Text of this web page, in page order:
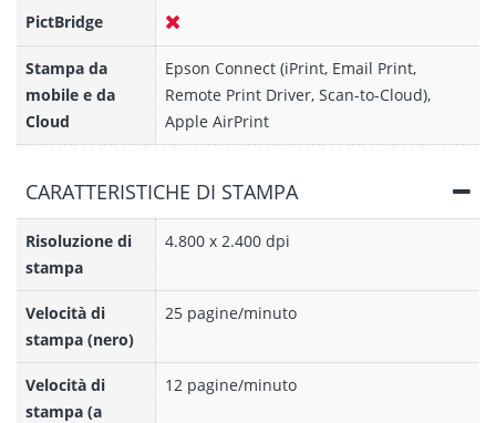
PictBridge
Stampa da
mobile e da
Cloud
Epson Connect (iPrint, Email Print,
Remote Print Driver, Scan-to-Cloud),
Apple AirPrint
CARATTERISTICHE DI STAMPA
Risoluzione di
stampa
4.800 x 2.400 dpi
Velocità di
stampa (nero)
25 pagine/minuto
Velocità di
stampa (a
12 pagine/minuto